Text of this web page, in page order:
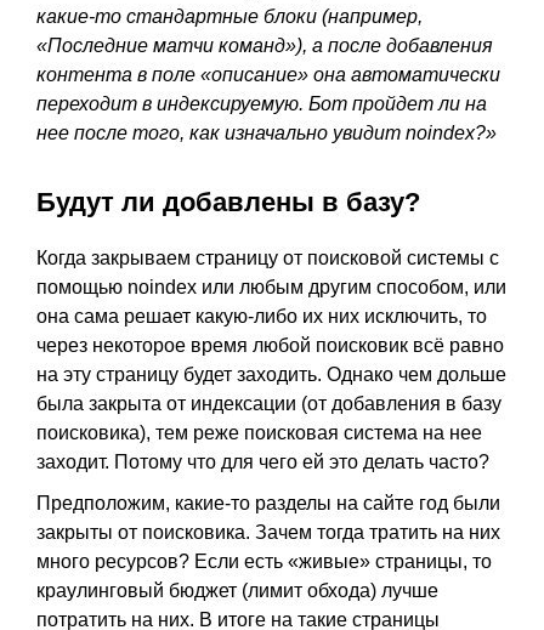
какие-то стандартные блоки (например,
«Последние матчи команд»), а после добавления
контента в поле «описание» она автоматически
переходит в индексируемую. Бот пройдет ли на
нее после того, как изначально увидит noindex?»
Будут ли добавлены в базу?
Когда закрываем страницу от поисковой системы с
помощью noindex или любым другим способом, или
она сама решает какую-либо их них исключить, то
через некоторое время любой поисковик всё равно
на эту страницу будет заходить. Однако чем дольше
была закрыта от индексации (от добавления в базу
поисковика), тем реже поисковая система на нее
заходит. Потому что для чего ей это делать часто?
Предположим, какие-то разделы на сайте год были
закрыты от поисковика. Зачем тогда тратить на них
много ресурсов? Если есть «живые» страницы, то
краулинговый бюджет (лимит обхода) лучше
потратить на них. В итоге на такие страницы